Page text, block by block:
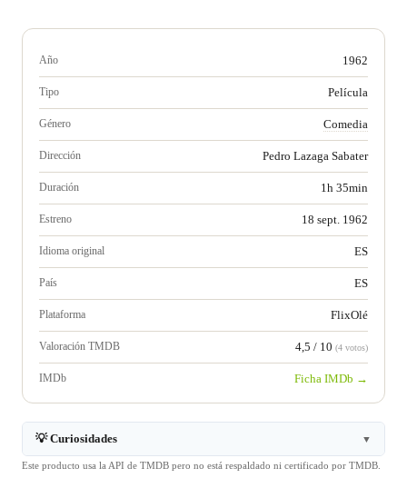
Año 1962
Tipo Película
Género Comedia
Dirección Pedro Lazaga Sabater
Duración 1h 35min
Estreno 18 sept. 1962
Idioma original ES
País ES
Plataforma FlixOlé
Valoración TMDB 4,5 / 10 (4 votos)
IMDb Ficha IMDb →
💡 Curiosidades ▼
Este producto usa la API de TMDB pero no está respaldado ni certificado por TMDB.